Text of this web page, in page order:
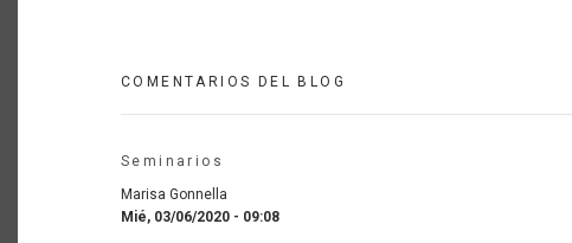
COMENTARIOS DEL BLOG
Seminarios
Marisa Gonnella
Mié, 03/06/2020 - 09:08